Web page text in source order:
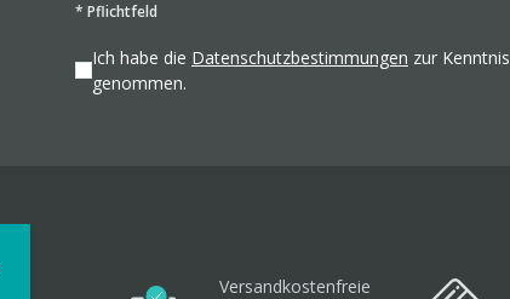
* Pflichtfeld
Ich habe die Datenschutzbestimmungen zur Kenntnis
genommen.
Versandkostenfreie